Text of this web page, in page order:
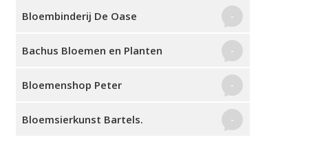
Bloembinderij De Oase -
Bachus Bloemen en Planten -
Bloemenshop Peter -
Bloemsierkunst Bartels. -